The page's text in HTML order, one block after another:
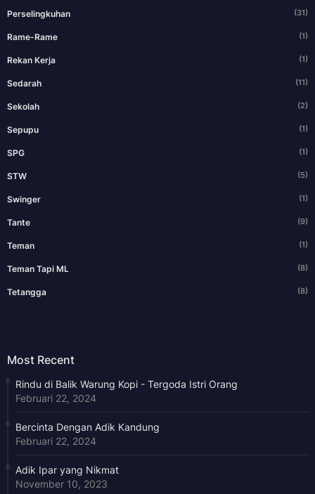
Perselingkuhan (31)
Rame-Rame (1)
Rekan Kerja (1)
Sedarah (11)
Sekolah (2)
Sepupu (1)
SPG (1)
STW (5)
Swinger (1)
Tante (9)
Teman (1)
Teman Tapi ML (8)
Tetangga (8)
Most Recent
Rindu di Balik Warung Kopi - Tergoda Istri Orang
Februari 22, 2024
Bercinta Dengan Adik Kandung
Februari 22, 2024
Adik Ipar yang Nikmat
November 10, 2023